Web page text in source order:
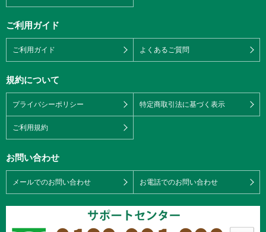
ご利用ガイド
ご利用ガイド よくあるご質問
規約について
プライバシーポリシー 特定商取引法に基づく表示
ご利用規約
お問い合わせ
メールでのお問い合わせ お電話でのお問い合わせ